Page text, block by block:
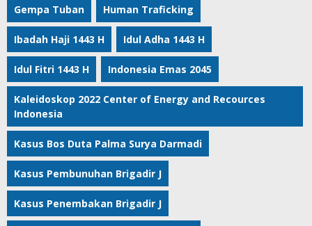
Gempa Tuban Human Traficking
Ibadah Haji 1443 H Idul Adha 1443 H
Idul Fitri 1443 H Indonesia Emas 2045
Kaleidoskop 2022 Center of Energy and Recources
Indonesia
Kasus Bos Duta Palma Surya Darmadi
Kasus Pembunuhan Brigadir J
Kasus Penembakan Brigadir J